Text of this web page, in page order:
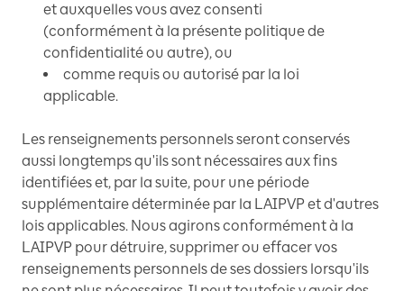
et auxquelles vous avez consenti
(conformément à la présente politique de
confidentialité ou autre), ou
comme requis ou autorisé par la loi
applicable.
Les renseignements personnels seront conservés
aussi longtemps qu'ils sont nécessaires aux fins
identifiées et, par la suite, pour une période
supplémentaire déterminée par la LAIPVP et d'autres
lois applicables. Nous agirons conformément à la
LAIPVP pour détruire, supprimer ou effacer vos
renseignements personnels de ses dossiers lorsqu'ils